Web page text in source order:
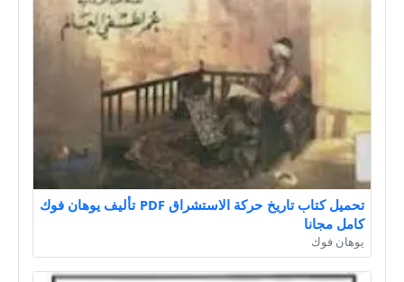
تحميل كتاب تاريخ حركة الاستشراق PDF تأليف يوهان فوك
كامل مجانا
يوهان فوك